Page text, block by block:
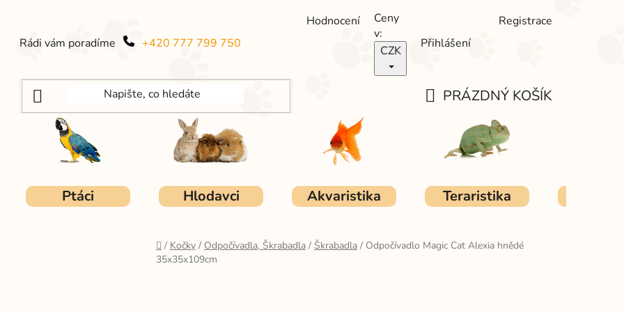
Hodnocení
Ceny
v:
CZK
Přihlášení
Registrace
Rádi vám poradíme
+420 777 799 750
KOŠÍK
PRÁZDNÝ KOŠÍK
Ptáci Hlodavci Akvaristika Teraristika
Domů
/ Kočky / Odpočívadla, Škrabadla / Škrabadla / Odpočívadlo Magic Cat Alexia hnědé
35x35x109cm